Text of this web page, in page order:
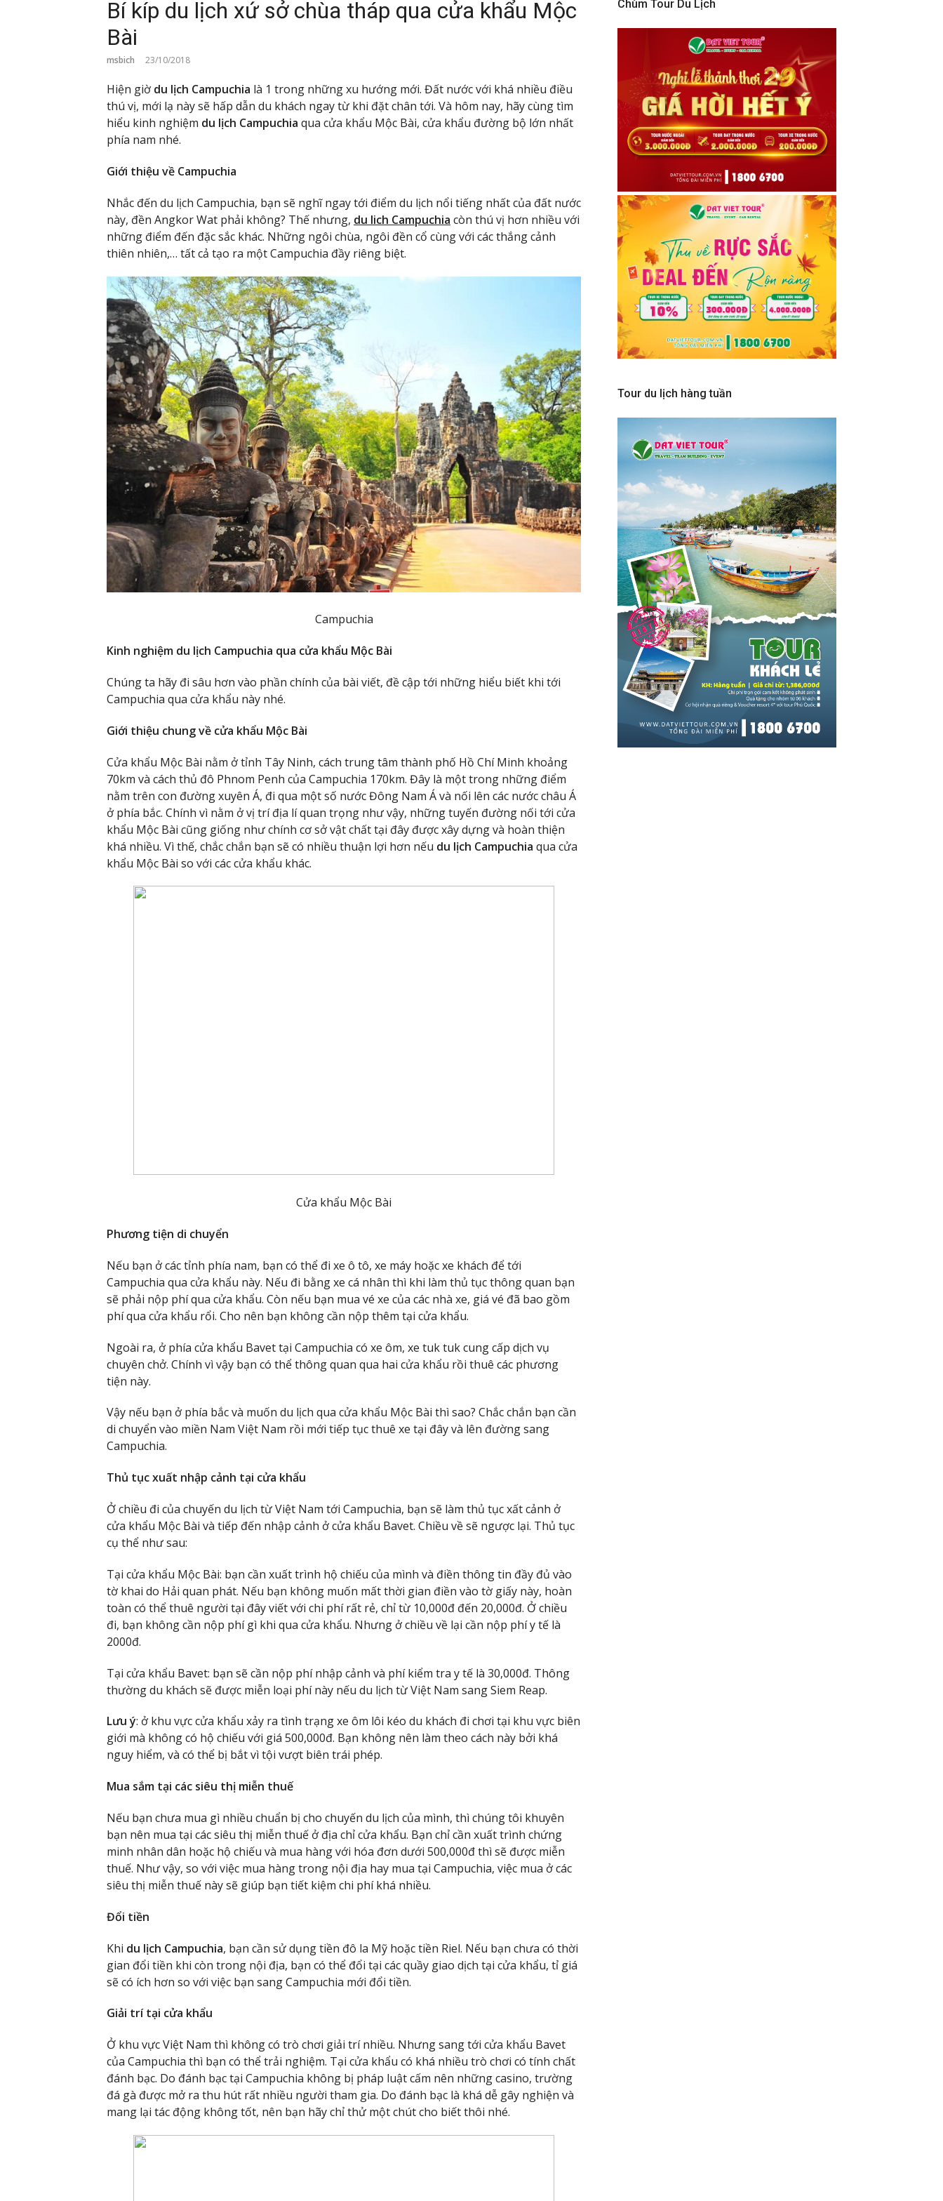
Bí kíp du lịch xứ sở chùa tháp qua cửa khẩu Mộc
Bài
msbich 23/10/2018
Hiện giờ du lịch Campuchia là 1 trong những xu hướng mới. Đất nước với khá nhiều điều
thú vị, mới lạ này sẽ hấp dẫn du khách ngay từ khi đặt chân tới. Và hôm nay, hãy cùng tìm
hiểu kinh nghiệm du lịch Campuchia qua cửa khẩu Mộc Bài, cửa khẩu đường bộ lớn nhất
phía nam nhé.
Giới thiệu về Campuchia
Nhắc đến du lịch Campuchia, bạn sẽ nghĩ ngay tới điểm du lịch nổi tiếng nhất của đất nước
này, đền Angkor Wat phải không? Thế nhưng, du lich Campuchia còn thú vị hơn nhiều với
những điểm đến đặc sắc khác. Những ngôi chùa, ngôi đền cổ cùng với các thắng cảnh
thiên nhiên,… tất cả tạo ra một Campuchia đầy riêng biệt.
Campuchia
Kinh nghiệm du lịch Campuchia qua cửa khẩu Mộc Bài
Chúng ta hãy đi sâu hơn vào phần chính của bài viết, đề cập tới những hiểu biết khi tới
Campuchia qua cửa khẩu này nhé.
Giới thiệu chung về cửa khẩu Mộc Bài
Cửa khẩu Mộc Bài nằm ở tỉnh Tây Ninh, cách trung tâm thành phố Hồ Chí Minh khoảng
70km và cách thủ đô Phnom Penh của Campuchia 170km. Đây là một trong những điểm
nằm trên con đường xuyên Á, đi qua một số nước Đông Nam Á và nối lên các nước châu Á
ở phía bắc. Chính vì nằm ở vị trí địa lí quan trọng như vậy, những tuyến đường nối tới cửa
khẩu Mộc Bài cũng giống như chính cơ sở vật chất tại đây được xây dựng và hoàn thiện
khá nhiều. Vì thế, chắc chắn bạn sẽ có nhiều thuận lợi hơn nếu du lịch Campuchia qua cửa
khẩu Mộc Bài so với các cửa khẩu khác.
Cửa khẩu Mộc Bài
Phương tiện di chuyển
Nếu bạn ở các tỉnh phía nam, bạn có thể đi xe ô tô, xe máy hoặc xe khách để tới
Campuchia qua cửa khẩu này. Nếu đi bằng xe cá nhân thì khi làm thủ tục thông quan bạn
sẽ phải nộp phí qua cửa khẩu. Còn nếu bạn mua vé xe của các nhà xe, giá vé đã bao gồm
phí qua cửa khẩu rổi. Cho nên bạn không cần nộp thêm tại cửa khẩu.
Ngoài ra, ở phía cửa khẩu Bavet tại Campuchia có xe ôm, xe tuk tuk cung cấp dịch vụ
chuyên chở. Chính vì vậy bạn có thể thông quan qua hai cửa khẩu rồi thuê các phương
tiện này.
Vậy nếu bạn ở phía bắc và muốn du lịch qua cửa khẩu Mộc Bài thì sao? Chắc chắn bạn cần
di chuyển vào miền Nam Việt Nam rồi mới tiếp tục thuê xe tại đây và lên đường sang
Campuchia.
Thủ tục xuất nhập cảnh tại cửa khẩu
Ở chiều đi của chuyến du lịch từ Việt Nam tới Campuchia, bạn sẽ làm thủ tục xất cảnh ở
cửa khẩu Mộc Bài và tiếp đến nhập cảnh ở cửa khẩu Bavet. Chiều về sẽ ngược lại. Thủ tục
cụ thể như sau:
Tại cửa khẩu Mộc Bài: bạn cần xuất trình hộ chiếu của mình và điền thông tin đầy đủ vào
tờ khai do Hải quan phát. Nếu bạn không muốn mất thời gian điền vào tờ giấy này, hoàn
toàn có thể thuê người tại đây viết với chi phí rất rẻ, chỉ từ 10,000đ đến 20,000đ. Ở chiều
đi, bạn không cần nộp phí gì khi qua cửa khẩu. Nhưng ở chiều về lại cần nộp phí y tế là
2000đ.
Tại cửa khẩu Bavet: bạn sẽ cần nộp phí nhập cảnh và phí kiểm tra y tế là 30,000đ. Thông
thường du khách sẽ được miễn loại phí này nếu du lịch từ Việt Nam sang Siem Reap.
Lưu ý: ở khu vực cửa khẩu xảy ra tình trạng xe ôm lôi kéo du khách đi chơi tại khu vực biên
giới mà không có hộ chiếu với giá 500,000đ. Bạn không nên làm theo cách này bởi khá
nguy hiểm, và có thể bị bắt vì tội vượt biên trái phép.
Mua sắm tại các siêu thị miễn thuế
Nếu bạn chưa mua gì nhiều chuẩn bị cho chuyến du lịch của mình, thì chúng tôi khuyên
bạn nên mua tại các siêu thị miễn thuế ở địa chỉ cửa khẩu. Bạn chỉ cần xuất trình chứng
minh nhân dân hoặc hộ chiếu và mua hàng với hóa đơn dưới 500,000đ thì sẽ được miễn
thuế. Như vậy, so với việc mua hàng trong nội địa hay mua tại Campuchia, việc mua ở các
siêu thị miễn thuế này sẽ giúp bạn tiết kiệm chi phí khá nhiều.
Đổi tiền
Khi du lịch Campuchia, bạn cần sử dụng tiền đô la Mỹ hoặc tiền Riel. Nếu bạn chưa có thời
gian đổi tiền khi còn trong nội địa, bạn có thể đổi tại các quầy giao dịch tại cửa khẩu, tỉ giá
sẽ có ích hơn so với việc bạn sang Campuchia mới đổi tiền.
Giải trí tại cửa khẩu
Ở khu vực Việt Nam thì không có trò chơi giải trí nhiều. Nhưng sang tới cửa khẩu Bavet
của Campuchia thì bạn có thể trải nghiệm. Tại cửa khẩu có khá nhiều trò chơi có tính chất
đánh bạc. Do đánh bạc tại Campuchia không bị pháp luật cấm nên những casino, trường
đá gà được mở ra thu hút rất nhiều người tham gia. Do đánh bạc là khá dễ gây nghiện và
mang lại tác động không tốt, nên bạn hãy chỉ thử một chút cho biết thôi nhé.
Chùm Tour Du Lịch
Tour du lịch hàng tuần